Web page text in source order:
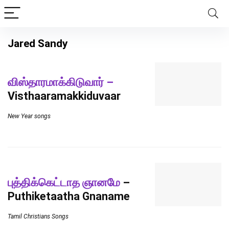
Jared Sandy
விஸ்தாரமாக்கிடுவார் –
Visthaaramakkiduvaar
New Year songs
புத்திக்கெட்டாத ஞானமே –
Puthiketaatha Gnaname
Tamil Christians Songs